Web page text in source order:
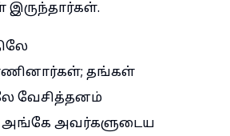
தங்கள்
வேசித்தனம்
அவர்களுடைய